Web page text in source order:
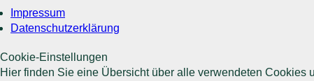
Impressum
Datenschutzerklärung
Cookie-Einstellungen
Hier finden Sie eine Übersicht über alle verwendeten